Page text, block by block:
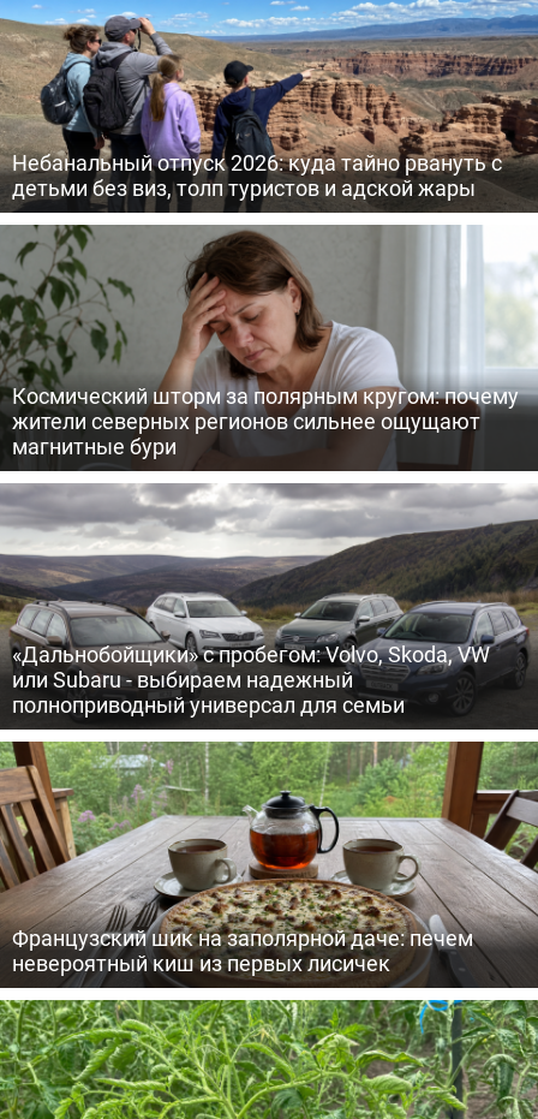
Небанальный отпуск 2026: куда тайно рвануть с
детьми без виз, толп туристов и адской жары
Космический шторм за полярным кругом: почему
жители северных регионов сильнее ощущают
магнитные бури
«Дальнобойщики» с пробегом: Volvo, Skoda, VW
или Subaru - выбираем надежный
полноприводный универсал для семьи
Французский шик на заполярной даче: печем
невероятный киш из первых лисичек